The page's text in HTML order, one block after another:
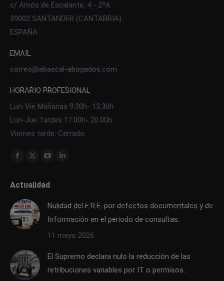
c/ Amós de Escalante, 4 - 2ºA
39002 SANTANDER (CANTABRIA)
ESPAÑA
EMAIL
correo@abascal-abogados.com
HORARIO PROFESIONAL
Lun-Vie Mañanas 9:30h- 13.30h
Lun-Jue Tardes 17:00h- 20.00h
Viernes tarde: Cerrado.
Find us on:
Facebook
opens
in
new
window
X
opens
in
new
window
opens
in
in
Actualidad
Nulidad del E.R.E. por defectos documentales y de
Información en el periodo de consultas.
11 mayo 2026
El Supremo declara nulo la reducción de las
retribuciones variables por IT o permisos.